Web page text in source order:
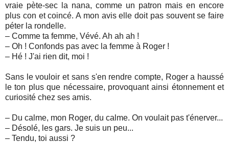
vraie pète-sec la nana, comme un patron mais en encore
plus con et coincé. A mon avis elle doit pas souvent se faire
péter la rondelle.
– Comme ta femme, Vévé. Ah ah ah !
– Oh ! Confonds pas avec la femme à Roger !
– Hé ! J'ai rien dit, moi !
Sans le vouloir et sans s'en rendre compte, Roger a haussé
le ton plus que nécessaire, provoquant ainsi étonnement et
curiosité chez ses amis.
– Du calme, mon Roger, du calme. On voulait pas t'énerver...
– Désolé, les gars. Je suis un peu...
– Tendu, toi aussi ?